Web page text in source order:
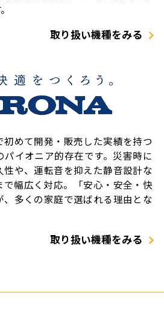
取り扱い機種をみる
めて開発・販売した実績を持つ
イオニア的存在です。災害時に
や、運転音を抑えた静音設計な
で幅広く対応。「安心・安全・快
多くの家庭で選ばれる理由とな
取り扱い機種をみる